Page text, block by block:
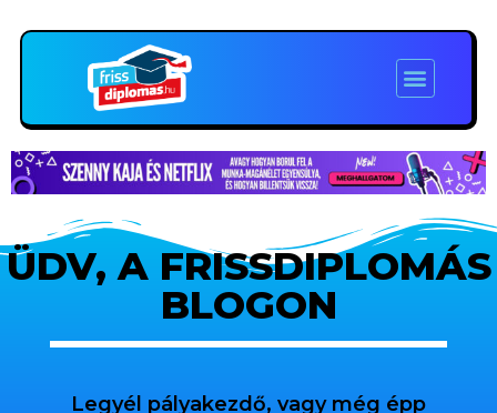
ÜDV, A FRISSDIPLOMÁS
BLOGON
Legyél pályakezdő, vagy még épp